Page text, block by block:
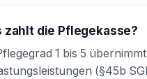
zahlt die Pflegekasse?
1 bis 5
(§45b